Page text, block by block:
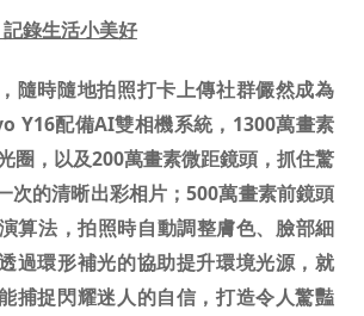
錄生活小美好
隨時隨地拍照打卡上傳社群儼然成為
Y16配備AI雙相機系統， 1300萬畫素
圈，以及200萬畫素微距鏡頭，抓住驚
次的清晰出彩相片；500萬畫素前鏡頭
演算法，拍照時自動調整膚色、臉部細
過環形補光的協助提升環境光源，就
捕捉閃耀迷人的自信，打造令人驚豔